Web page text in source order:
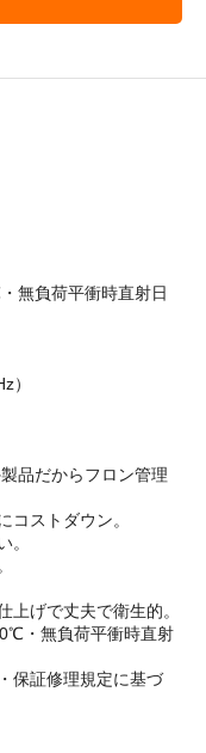
無負荷平衝時直射日
）
品だからフロン管理
コストダウン。
。
上げで丈夫で衛生的。
・無負荷平衝時直射
保証修理規定に基づ